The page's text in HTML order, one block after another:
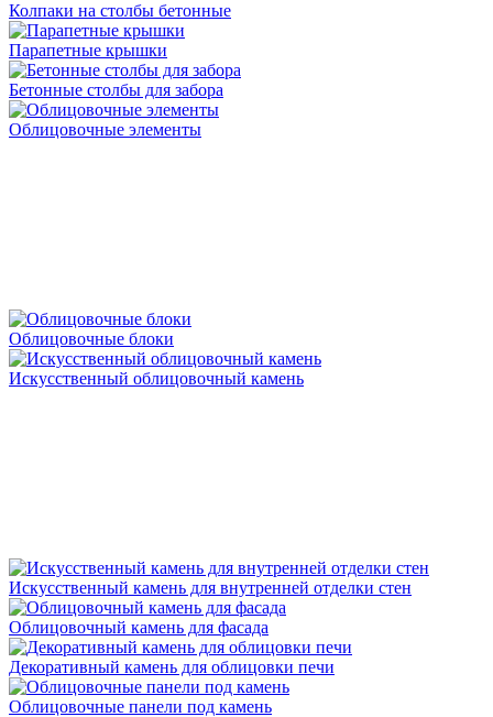
Колпаки на столбы бетонные
Парапетные крышки
Бетонные столбы для забора
Облицовочные элементы
Облицовочные блоки
Искусственный облицовочный камень
Искусственный камень для внутренней отделки стен
Облицовочный камень для фасада
Декоративный камень для облицовки печи
Облицовочные панели под камень